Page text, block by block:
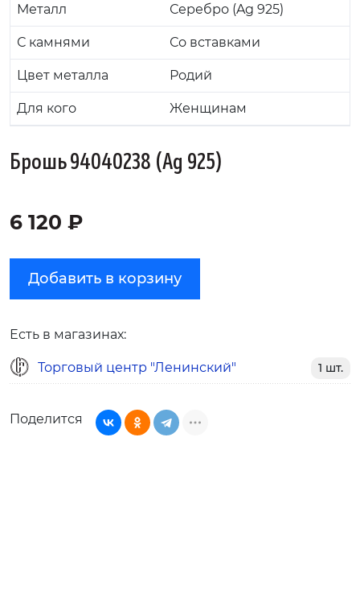
Металл Серебро (Ag 925)
С камнями Со вставками
Цвет металла Родий
Для кого Женщинам
Брошь 94040238 (Ag 925)
6 120 ₽
Добавить в корзину
Есть в магазинах:
Торговый центр "Ленинский" 1 шт.
Поделится